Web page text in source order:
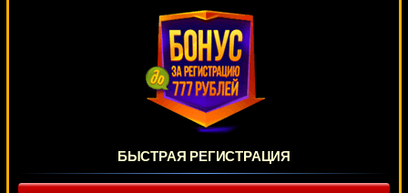
БЫСТРАЯ РЕГИСТРАЦИЯ